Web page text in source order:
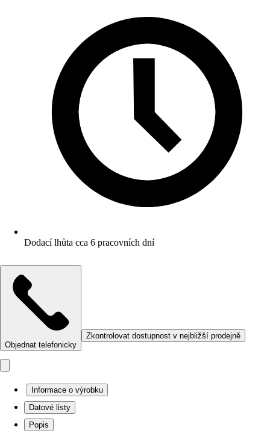
Dodací lhůta cca 6 pracovních dní
Objednat telefonicky
Zkontrolovat dostupnost v nejbližší prodejně
Informace o výrobku
Datové listy
Popis